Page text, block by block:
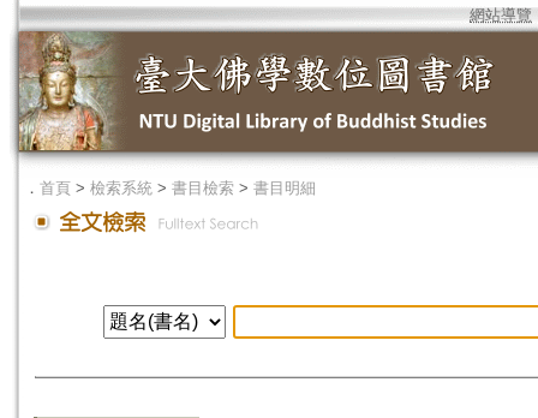
網站導覽
． 首頁 > 檢索系統 > 書目檢索 > 書目明細